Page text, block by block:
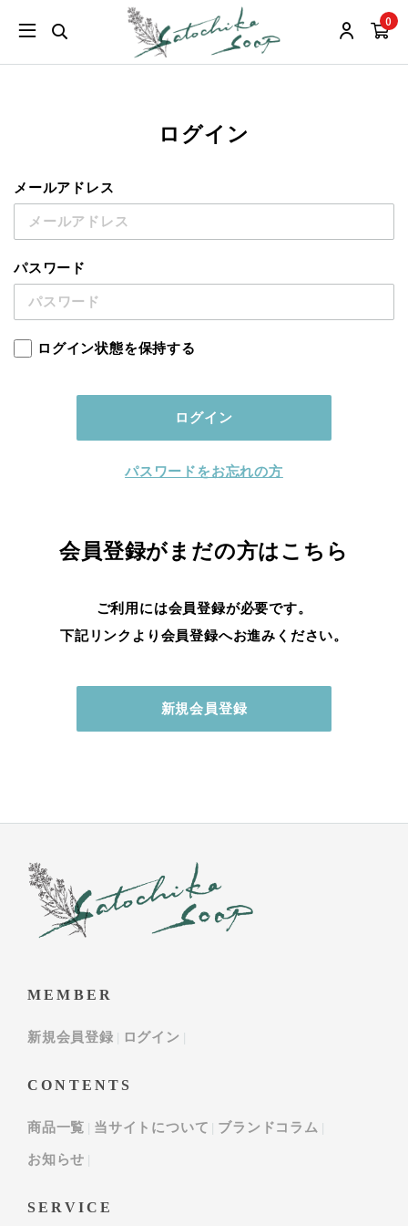
0
ログイン
メールアドレス
パスワード
ログイン状態を保持する
パスワードをお忘れの方
会員登録がまだの方はこちら
ご利用には会員登録が必要です。
下記リンクより会員登録へお進みください。
新規会員登録
MEMBER
新規会員登録 ログイン
CONTENTS
商品一覧 当サイトについて ブランドコラム
お知らせ
SERVICE